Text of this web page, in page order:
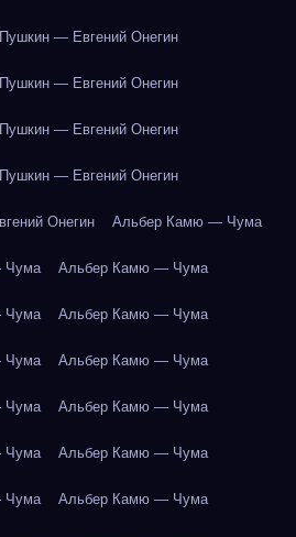
— Евгений Онегин
— Евгений Онегин
— Евгений Онегин
— Евгений Онегин
Онегин Альбер Камю — Чума
Чума Альбер Камю — Чума
Чума Альбер Камю — Чума
Чума Альбер Камю — Чума
Чума Альбер Камю — Чума
Чума Альбер Камю — Чума
Чума Альбер Камю — Чума